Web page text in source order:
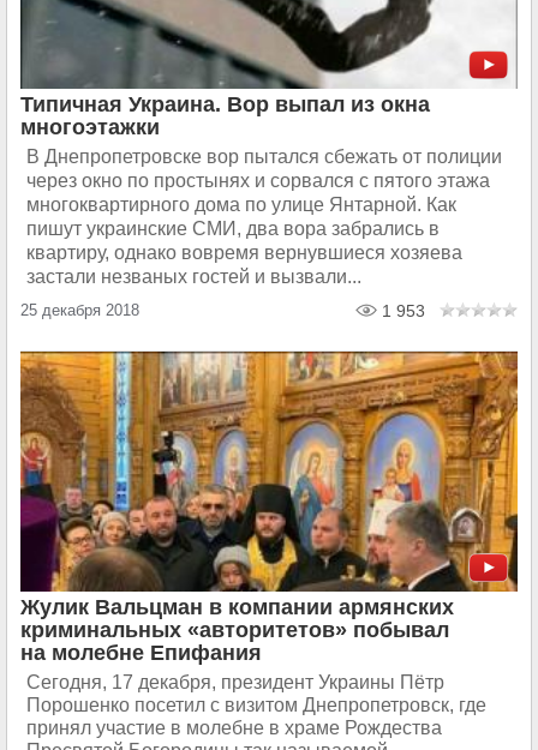
Типичная Украина. Вор выпал из окна
многоэтажки
В Днепропетровске вор пытался сбежать от полиции
через окно по простынях и сорвался с пятого этажа
многоквартирного дома по улице Янтарной. Как
пишут украинские СМИ, два вора забрались в
квартиру, однако вовремя вернувшиеся хозяева
застали незваных гостей и вызвали...
25 декабря 2018 1 953
Жулик Вальцман в компании армянских
криминальных «авторитетов» побывал
на молебне Епифания
Сегодня, 17 декабря, президент Украины Пётр
Порошенко посетил с визитом Днепропетровск, где
принял участие в молебне в храме Рождества